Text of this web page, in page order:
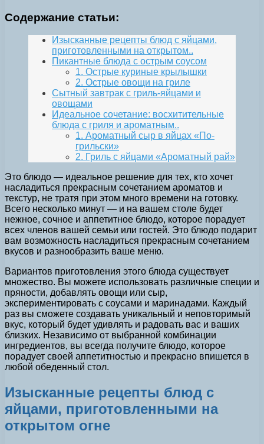
Содержание статьи:
Изысканные рецепты блюд с яйцами,
приготовленными на открытом..
Пикантные блюда с острым соусом
1. Острые куриные крылышки
2. Острые овощи на гриле
Сытный завтрак с гриль-яйцами и
овощами
Идеальное сочетание: восхитительные
блюда с гриля и ароматным..
1. Ароматный сыр в яйцах «По-
грильски»
2. Гриль с яйцами «Ароматный рай»
Это блюдо — идеальное решение для тех, кто хочет
насладиться прекрасным сочетанием ароматов и
текстур, не тратя при этом много времени на готовку.
Всего несколько минут — и на вашем столе будет
нежное, сочное и аппетитное блюдо, которое порадует
всех членов вашей семьи или гостей. Это блюдо подарит
вам возможность насладиться прекрасным сочетанием
вкусов и разнообразить ваше меню.
Вариантов приготовления этого блюда существует
множество. Вы можете использовать различные специи и
пряности, добавлять овощи или сыр,
экспериментировать с соусами и маринадами. Каждый
раз вы сможете создавать уникальный и неповторимый
вкус, который будет удивлять и радовать вас и ваших
близких. Независимо от выбранной комбинации
ингредиентов, вы всегда получите блюдо, которое
порадует своей аппетитностью и прекрасно впишется в
любой обеденный стол.
Изысканные рецепты блюд с
яйцами, приготовленными на
открытом огне